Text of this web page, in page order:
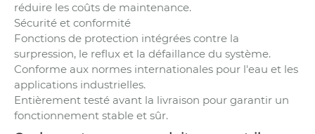
réduire les coûts de maintenance.
Sécurité et conformité
Fonctions de protection intégrées contre la
surpression, le reflux et la défaillance du système.
Conforme aux normes internationales pour l'eau et les
applications industrielles.
Entièrement testé avant la livraison pour garantir un
fonctionnement stable et sûr.